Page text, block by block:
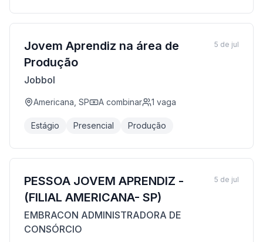
Jovem Aprendiz na área de
Produção
Jobbol
Americana, SP A combinar 1 vaga
Estágio Presencial Produção
5 de jul
PESSOA JOVEM APRENDIZ -
(FILIAL AMERICANA- SP)
EMBRACON ADMINISTRADORA DE
CONSÓRCIO
5 de jul